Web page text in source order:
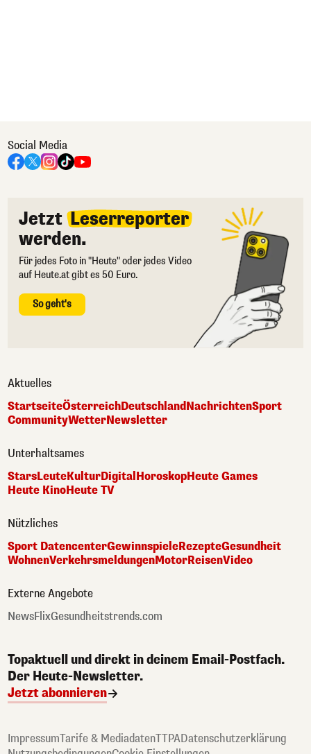
Social Media
Jetzt Leserreporter
werden.
Für jedes Foto in "Heute" oder jedes Video
auf Heute.at gibt es 50 Euro.
So geht's
Aktuelles
StartseiteÖsterreichDeutschlandNachrichtenSport
CommunityWetterNewsletter
Unterhaltsames
StarsLeuteKulturDigital HoroskopHeute Games
Heute KinoHeute TV
Nützliches
Sport DatencenterGewinnspieleRezepteGesundheit
WohnenVerkehrsmeldungenMotorReisenVideo
Externe Angebote
NewsFlixGesundheitstrends.com
Topaktuell und direkt in deinem Email-Postfach.
Der Heute-Newsletter.
Jetzt abonnieren
ImpressumTarife & MediadatenTTPADatenschutzerklärung